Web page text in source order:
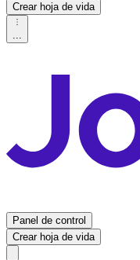
Crear hoja de vida
...
Panel de control
Crear hoja de vida